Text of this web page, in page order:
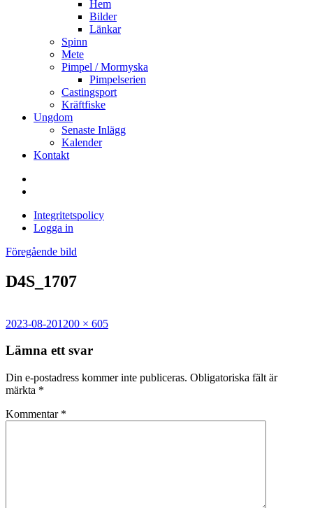
Hem
Bilder
Länkar
Spinn
Mete
Pimpel / Mormyska
Pimpelserien
Castingsport
Kräftfiske
Ungdom
Senaste Inlägg
Kalender
Kontakt
Sandasjön
Integritetspolicy
Logga in
Föregående bild
D4S_1707
Postat
2023-08-20Full
1200 × 605
Lämna ett svar
Din e-postadress kommer inte publiceras. Obligatoriska fält är
märkta *
Kommentar *